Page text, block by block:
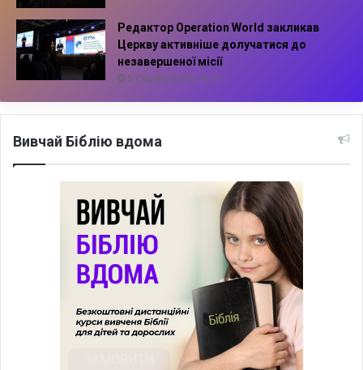
Редактор Operation World закликав
Церкву активніше долучатися до
незавершеної місії
5 Серпня, 2026, 10:14
Вивчай Біблію вдома